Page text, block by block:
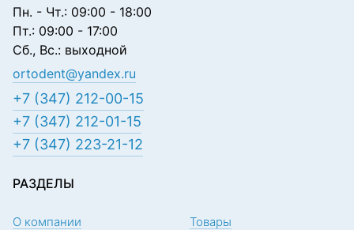
Пн. - Чт.: 09:00 - 18:00
Пт.: 09:00 - 17:00
Сб., Вс.: выходной
ortodent@yandex.ru
+7 (347) 212-00-15
+7 (347) 212-01-15
+7 (347) 223-21-12
РАЗДЕЛЫ
О компании
Товары